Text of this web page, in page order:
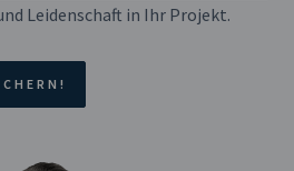
Leidenschaft in Ihr Projekt.